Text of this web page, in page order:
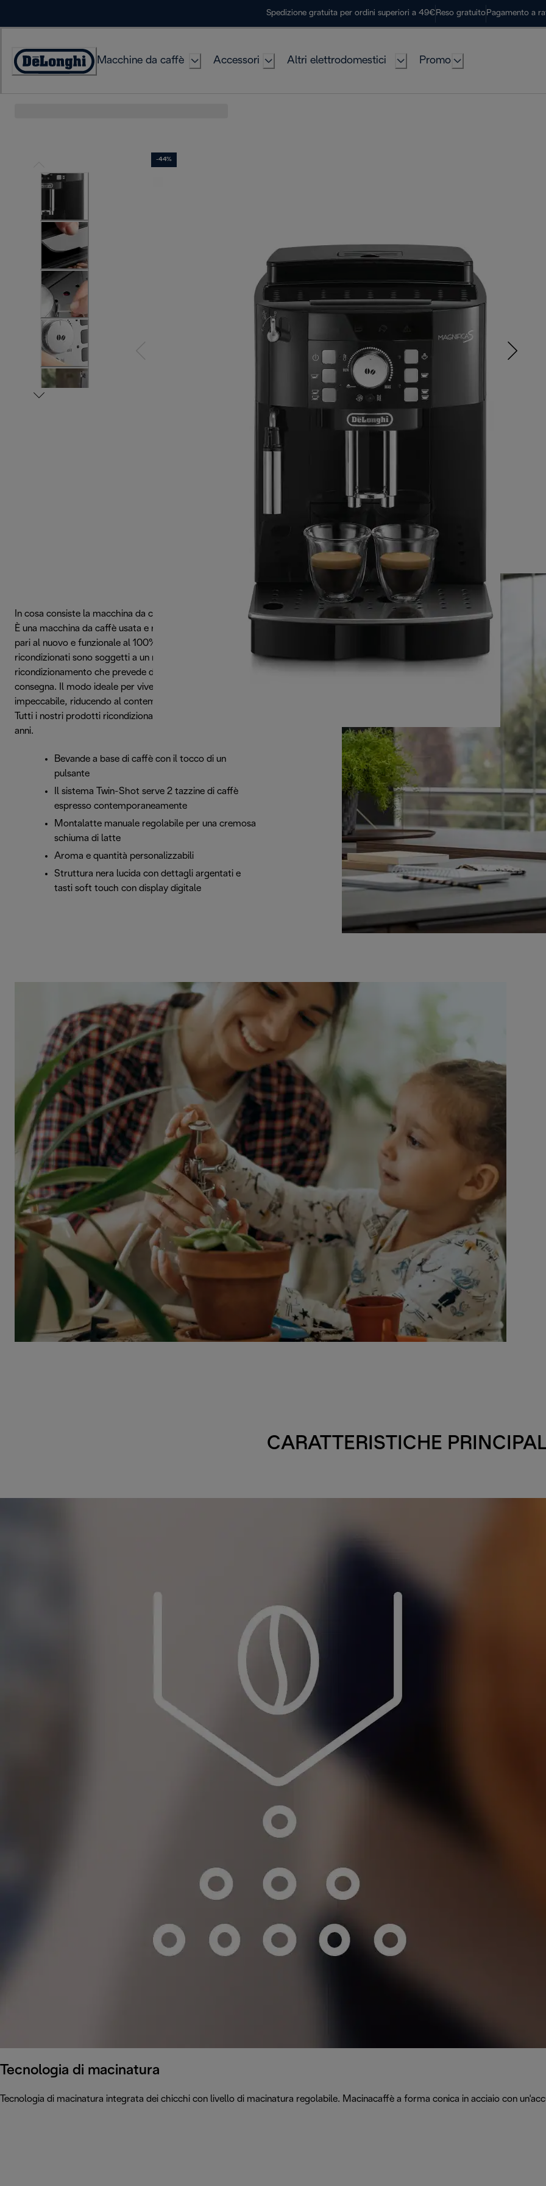
Spedizione gratuita per ordini superiori a 49€ Reso gratuito Pagamento a
Accessibility
Macchine da caffè Accessori Altri elettrodomestici Promo
-44%
In cosa consiste la macchina da caffè De'Longhi Renova?
È una macchina da caffè usata e ripristinata in condizioni
pari al nuovo e funzionale al 100%. I prodotti De’Longhi
ricondizionati sono soggetti a un rigoroso processo di
ricondizionamento che prevede diversi test prima della
consegna. Il modo ideale per vivere l’esperienza di un caffè
impeccabile, riducendo al contempo gli sprechi.
Tutti i nostri prodotti ricondizionati hanno una garanzia di 2
anni.
Bevande a base di caffè con il tocco di un
pulsante
Il sistema Twin-Shot serve 2 tazzine di caffè
espresso contemporaneamente
Montalatte manuale regolabile per una cremosa
schiuma di latte
Aroma e quantità personalizzabili
Struttura nera lucida con dettagli argentati e
tasti soft touch con display digitale
CARATTERISTICHE
Tecnologia di macinatura
Tecnologia di macinatura integrata dei chicchi con livello di macinatura regolabile. Macinacaffè a forma conica in acciaio con